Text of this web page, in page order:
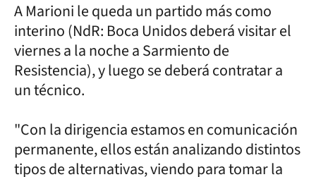
A Marioni le queda un partido más como
interino (NdR: Boca Unidos deberá visitar el
viernes a la noche a Sarmiento de
Resistencia), y luego se deberá contratar a
un técnico.
"Con la dirigencia estamos en comunicación
permanente, ellos están analizando distintos
tipos de alternativas, viendo para tomar la